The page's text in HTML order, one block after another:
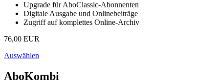
Upgrade für AboClassic-Abonnenten
Digitale Ausgabe und Onlinebeiträge
Zugriff auf komplettes Online-Archiv
76,00 EUR
Auswählen
AboKombi